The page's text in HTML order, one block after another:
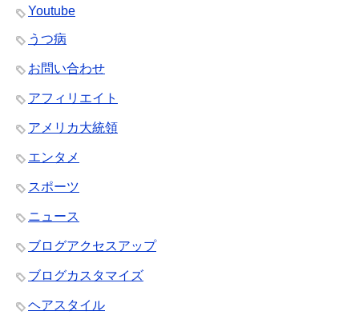
Youtube
うつ病
お問い合わせ
アフィリエイト
アメリカ大統領
エンタメ
スポーツ
ニュース
ブログアクセスアップ
ブログカスタマイズ
ヘアスタイル